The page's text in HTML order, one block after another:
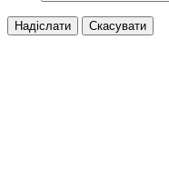
Надіслати Скасувати